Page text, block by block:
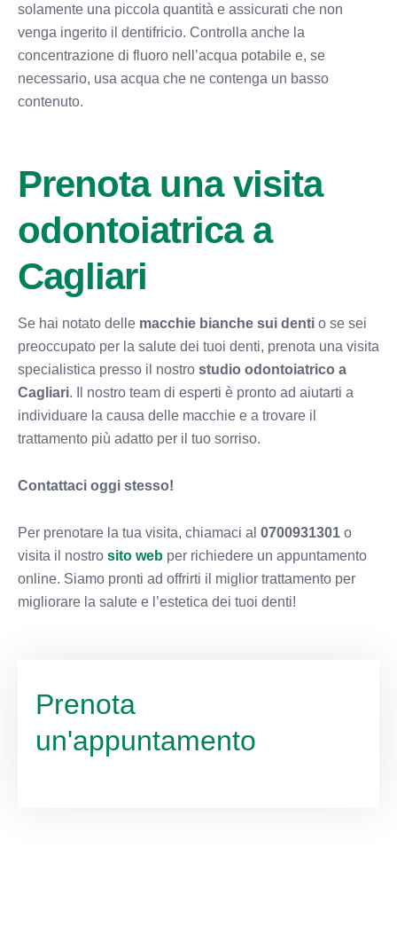
solamente una piccola quantità e assicurati che non
venga ingerito il dentifricio. Controlla anche la
concentrazione di fluoro nell’acqua potabile e, se
necessario, usa acqua che ne contenga un basso
contenuto.
Prenota una visita
odontoiatrica a
Cagliari
Se hai notato delle macchie bianche sui denti o se sei
preoccupato per la salute dei tuoi denti, prenota una visita
specialistica presso il nostro studio odontoiatrico a
Cagliari. Il nostro team di esperti è pronto ad aiutarti a
individuare la causa delle macchie e a trovare il
trattamento più adatto per il tuo sorriso.
Contattaci oggi stesso!
Per prenotare la tua visita, chiamaci al 0700931301 o
visita il nostro sito web per richiedere un appuntamento
online. Siamo pronti ad offrirti il miglior trattamento per
migliorare la salute e l’estetica dei tuoi denti!
Prenota
un'appuntamento